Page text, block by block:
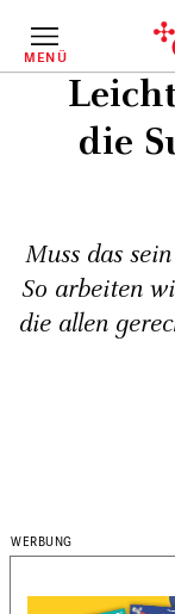
InhaltMENÜ
die
Muss das
So arbeiten
die allen